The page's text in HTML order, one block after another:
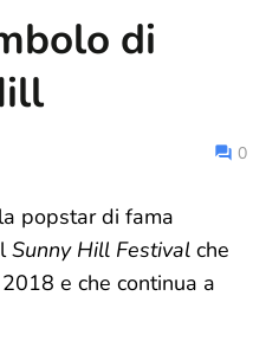
di
0
popstar di fama
Sunny Hill Festival che
e che continua a